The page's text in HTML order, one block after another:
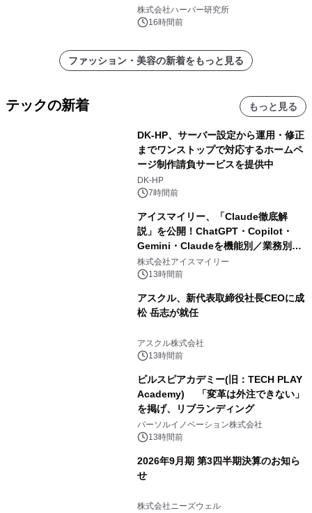
株式会社ハーバー研究所
16時間前
ファッション・美容の新着をもっと見る
テックの新着 もっと見る
DK-HP、サーバー設定から運用・修正
までワンストップで対応するホームペ
ージ制作請負サービスを提供中
DK-HP
7時間前
アイスマイリー、「Claude徹底解
説」を公開！ChatGPT・Copilot・
Gemini・Claudeを機能別／業務別に
比較―自社に合う生成AIの選び方がわ
かる実践ガイド
株式会社アイスマイリー
13時間前
アスクル、新代表取締役社長CEOに成
松 岳志が就任
アスクル株式会社
13時間前
ビルスピアカデミー(旧：TECH PLAY
Academy) 「変革は外注できない」
を掲げ、リブランディング
パーソルイノベーション株式会社
13時間前
2026年9月期 第3四半期決算のお知ら
せ
株式会社ニーズウェル